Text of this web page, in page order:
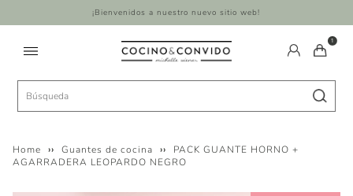
¡Bienvenidos a nuestro nuevo sitio web!
1
Home ›› Guantes de cocina ››
PACK GUANTE HORNO +
AGARRADERA LEOPARDO NEGRO